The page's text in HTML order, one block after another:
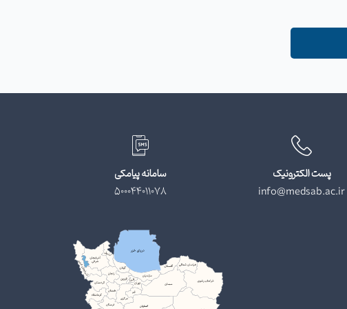
پست الکترونیک
info@medsab.ac.ir
سامانه پیامکی
500044011078